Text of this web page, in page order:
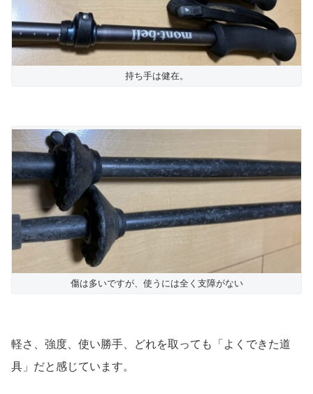
持ち手は健在。
傷は多いですが、使うには全く支障がない
軽さ、強度、使い勝手、どれを取っても「よくできた道
具」だと感じています。